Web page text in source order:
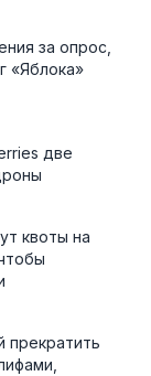
за опрос,
«Яблока»
две
квоты на
прекратить